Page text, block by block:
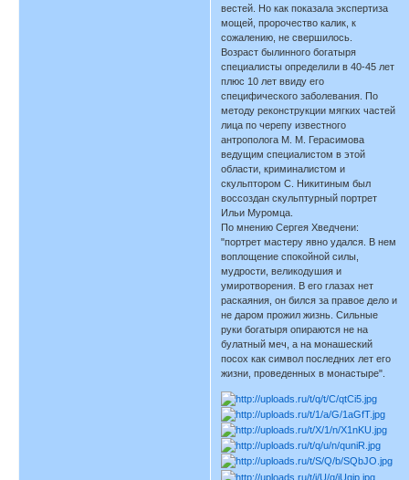
вестей. Но как показала экспертиза
мощей, пророчество калик, к
сожалению, не свершилось.
Возраст былинного богатыря
специалисты определили в 40-45 лет
плюс 10 лет ввиду его
специфического заболевания. По
методу реконструкции мягких частей
лица по черепу известного
антрополога М. М. Герасимова
ведущим специалистом в этой
области, криминалистом и
скульптором С. Никитиным был
воссоздан скульптурный портрет
Ильи Муромца.
По мнению Сергея Хведчени:
"портрет мастеру явно удался. В нем
воплощение спокойной силы,
мудрости, великодушия и
умиротворения. В его глазах нет
раскаяния, он бился за правое дело и
не даром прожил жизнь. Сильные
руки богатыря опираются не на
булатный меч, а на монашеский
посох как символ последних лет его
жизни, проведенных в монастыре".